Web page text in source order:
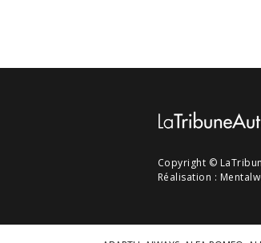
Copyright ©
Réalisation :